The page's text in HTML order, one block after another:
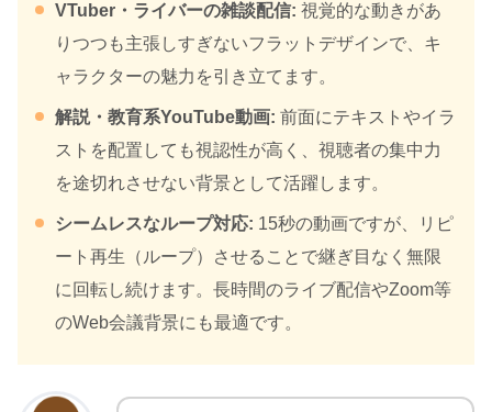
VTuber・ライバーの雑談配信: 視覚的な動きがあ
りつつも主張しすぎないフラットデザインで、キ
ャラクターの魅力を引き立てます。
解説・教育系YouTube動画: 前面にテキストやイラ
ストを配置しても視認性が高く、視聴者の集中力
を途切れさせない背景として活躍します。
シームレスなループ対応: 15秒の動画ですが、リピ
ート再生（ループ）させることで継ぎ目なく無限
に回転し続けます。長時間のライブ配信やZoom等
のWeb会議背景にも最適です。